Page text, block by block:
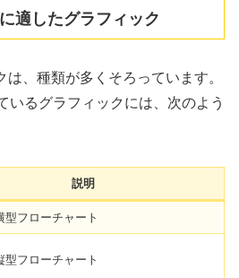
適したグラフィック
、種類が多くそろっています。
いるグラフィックには、次のよう
説明
型フローチャート
型フローチャート